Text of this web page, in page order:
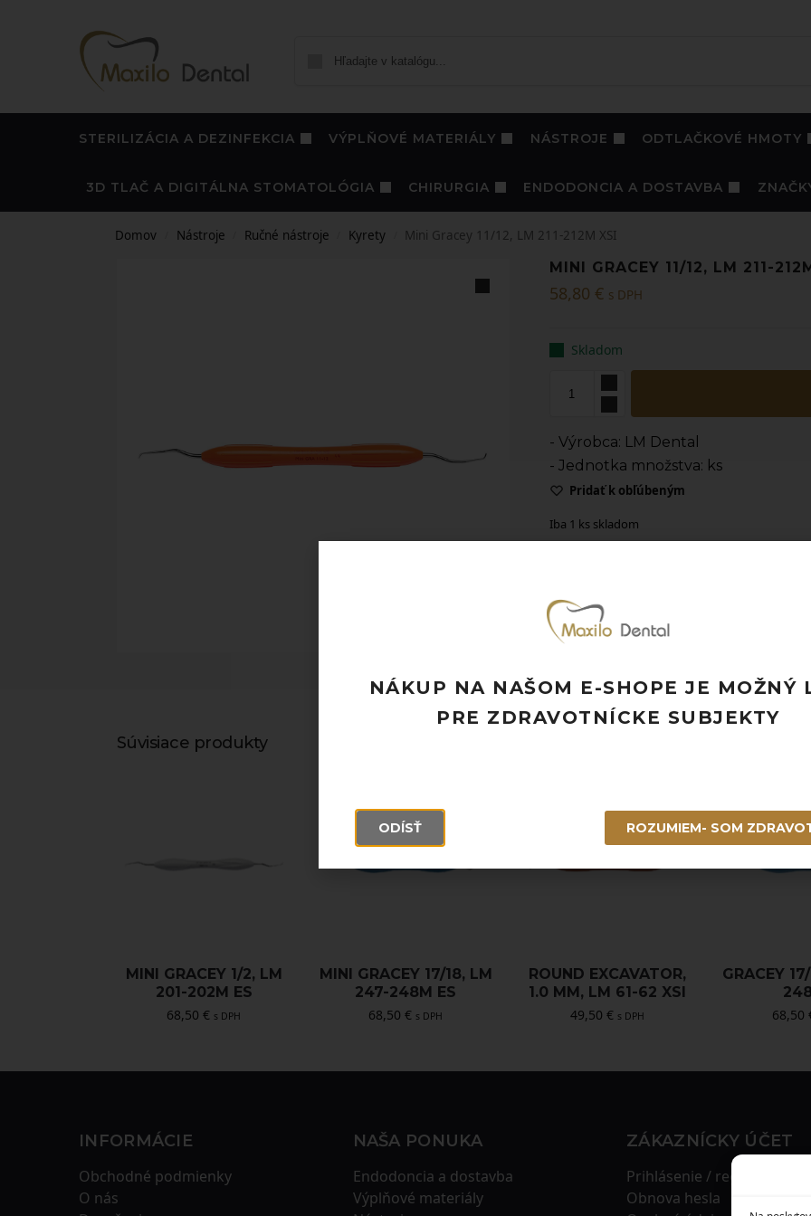
STERILIZÁCIA A DEZINFEKCIA VÝPLŇOVÉ MATERIÁLY NÁSTROJE ODTLAČKOVÉ HMOTY
3D TLAČ A DIGITÁLNA STOMATOLÓGIA CHIRURGIA ENDODONCIA A DOSTAVBA
Domov Nástroje Ručné nástroje Kyrety Mini Gracey 11/12, LM 211-212M XSI
MINI GRACEY 11/12, LM 211-
58,80 € s DPH
Skladom
- Výrobca: LM Dental
- Jednotka množstva: ks
Pridať k obľúbeným
Iba 1 ks skladom
Rýchle doručenie a možnosť osobného
Potrebujete poradiť? Neváhajte nás
Súvisiace produkty
MINI GRACEY 1/2, LM
201-202M ES
68,50€ s DPH
MINI GRACEY 17/18, LM
247-248M ES
68,50€ s DPH
ROUND EXCAVATOR,
1.0 MM, LM 61-62 XSI
49,50€ s DPH
GRACEY
68,50
INFORMÁCIE
Obchodné podmienky
O nás
NAŠA PONUKA
Endodoncia a dostavba
Výplňové materiály
ZÁKAZNÍCKY ÚČET
Prihlásenie / registrácia
Obnova hesla
NÁKUP NA NAŠOM E-SHOPE JE MOŽNÝ
PRE ZDRAVOTNÍCKE SUBJEKTY
ODÍSŤ ROZUMIEM- SOM